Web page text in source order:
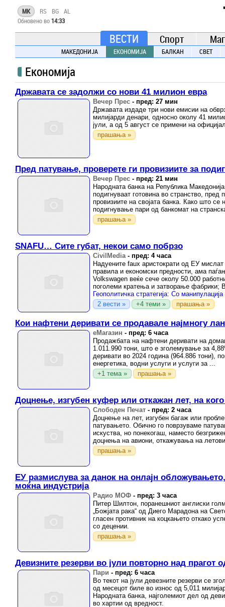
NEWS
MK RS BG AL
Обновено во 14:33
ВЕСТИ Спорт
МАКЕДОНИЈА ЕКОНОМИЈА БАЛКАН СВЕТ
Економија
Државата се задолжи со нови 41 милион евра
Вечер Прес - пред: 27 мин
Државата издаде три нови емисии на
милијарди денари, односно околу 41
јули, а од 5 август се примени на
прашања »
Пред патување, проверете ги провизиите за
Вечер Прес - пред: 21 мин
Народната банка на Република
подигнуваат готовина во странство,
провизиите на својата банка. Како што
подигнување пари од банкомат на
прашања »
SNAFU… Сите губат, некои само побрзо
CivilMedia- пред: 4 часа
Надуените faux аристократи од ЕУ
правила и економски предности, ама
Volkswagen веќе сече околу 50.000
поголеми кратења и затворање фабрики;
2 вести » +4 теми » прашања »
Кои нафтени деривати се продавале најмногу
еМагазин - пред: 6 часа
Продажбата на нафтени деривати на
1.011.990 тони, што е зголемување за
деривати во 2024 година (964.886 тони),
енергетика, водни услуги и услуги за ...
+1 тема »
прашања »
Доцнење, изгубен куфер или откажан лет, на
Слободен Печат - пред: 2 часа
Доцнење на лет, изгубен багаж или
патувањето. Обично го поврзуваме
искуства, но понекогаш, наместо
доцнења на авиони, откажувања на
прашања »
ЕУ размислува за данок на онлајн
моќна индустрија
Радио МОФ - пред: 3 часа
Питер Шилтон, поранешниот англиски
„Божјата рака“ од Диего Марадона на
гласен противник на коцкањето откако
со децении.
прашања »
Девизните резерви во јули повторно над прагот
Пари - пред: 6 часа
Во текот на јули девезните резерви се
од месецот биле во износ од 5,011
Народната банка, најголемиот дел од
во хартии од вредност.